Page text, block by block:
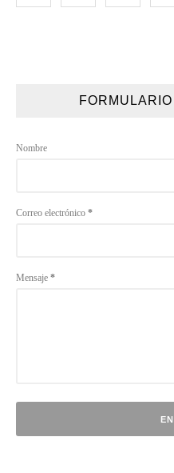
Nombre
Correo electrónico *
Mensaje *